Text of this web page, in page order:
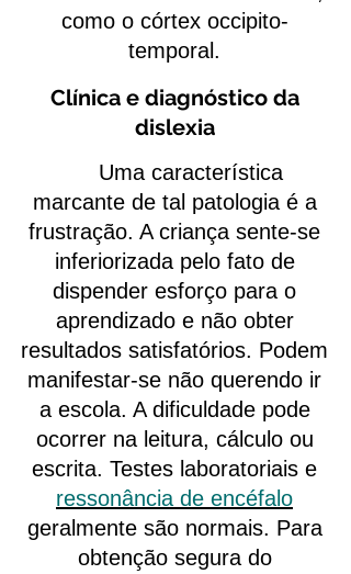
como o córtex occipito-
temporal.
Clínica e diagnóstico da
dislexia
Uma característica
marcante de tal patologia é a
frustração. A criança sente-se
inferiorizada pelo fato de
dispender esforço para o
aprendizado e não obter
resultados satisfatórios. Podem
manifestar-se não querendo ir
a escola. A dificuldade pode
ocorrer na leitura, cálculo ou
escrita. Testes laboratoriais e
ressonância de encéfalo
geralmente são normais. Para
obtenção segura do